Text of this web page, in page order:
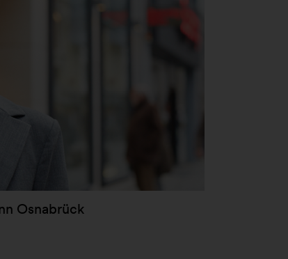
Osnabrück